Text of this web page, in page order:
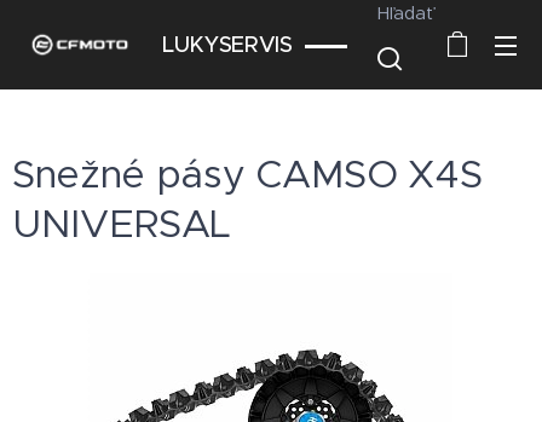
LUKYSERVIS
Hľadať
Snežné pásy CAMSO X4S
UNIVERSAL